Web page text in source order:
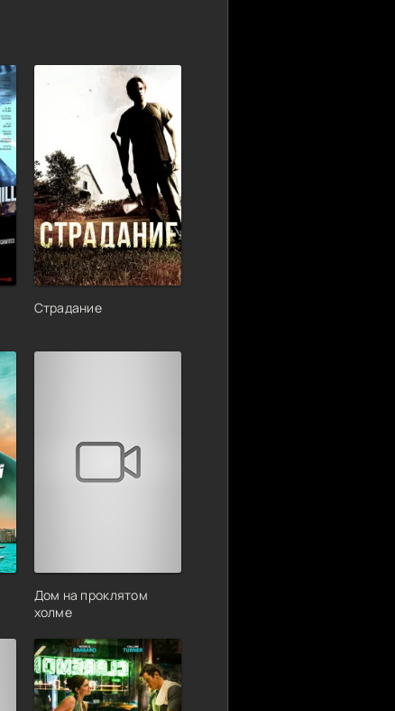
Страдание
Дом на проклятом
холме